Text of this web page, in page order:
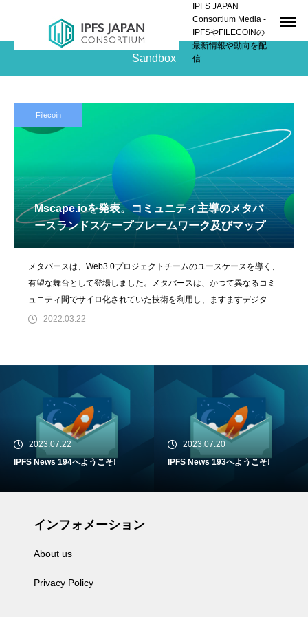
IPFS JAPAN
Consortium Media -
IPFSやFILECOINの
最新情報や動向を配
信
Sandbox
Filecoin
Mscape.ioを発表。コミュニティ主導のメタバ
ースランドスケープフレームワーク及びマップ
メタバースは、Web3.0プロジェクトチームのユースケースを導く、
有望な舞台として登場しました。メタバースは、かつて異なるコミ
ュニティ間でサイロ化されていた技術を利用し、ますますデジタル
化が進む経済
2022.03.22
2023.07.22
IPFS News 194へようこそ!
2023.07.20
IPFS News 193へようこそ!
インフォメーション
About us
Privacy Policy